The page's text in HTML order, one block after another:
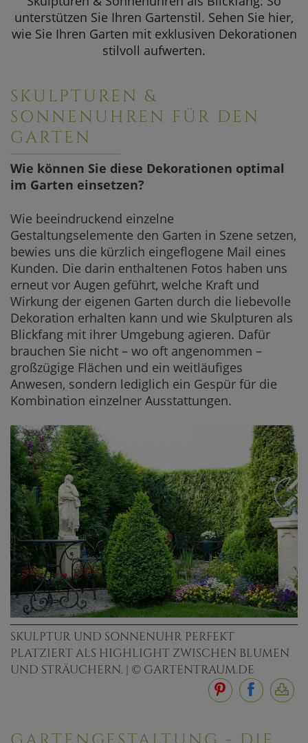
SOMMERAKTION
Aktuelle Angebote
unterstützen Sie Ihren Gartenstil. Sehen Sie hier,
wie Sie Ihren Garten mit exklusiven Dekorationen
stilvoll aufwerten.
SKULPTUREN &
SONNENUHREN FÜR DEN
GARTEN
Wie können Sie diese Dekorationen optimal
im Garten einsetzen?
Wie beeindruckend einzelne
Gestaltungselemente den Garten in Szene setzen,
bewies uns die kürzlich eingeflogene Mail eines
Kunden. Die darin enthaltenen Fotos haben uns
erneut vor Augen geführt, welche Kraft und
Wirkung der eigenen Garten durch die liebevolle
Dekoration erhalten kann und wie Skulpturen als
Blickfang mit ihrer Umgebung agieren. Dafür
brauchen Sie nicht – wo oft angenommen –
großzügige Flächen und ein weitläufiges
Anwesen, sondern lediglich ein Gespür für die
Kombination einzelner Ausstattungen.
SKULPTUR UND SONNENUHR PERFEKT
PLATZIERT ALS HIGHLIGHT ZWISCHEN BLUMEN
UND STRÄUCHERN. | © GARTENTRAUM.DE